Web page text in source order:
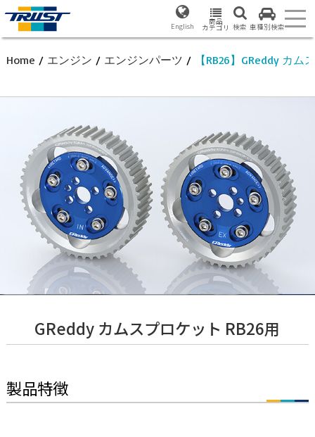
English 商品
カテゴリ 検索 車種別検索
Home / エンジン / エンジンパーツ / 【RB26】GReddy カム
GReddy カムスプロケット RB26用
製品特徴